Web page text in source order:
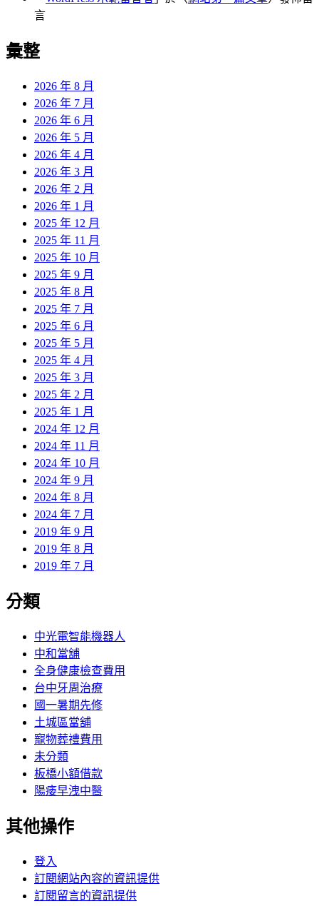
言
彙整
2026 年 8 月
2026 年 7 月
2026 年 6 月
2026 年 5 月
2026 年 4 月
2026 年 3 月
2026 年 2 月
2026 年 1 月
2025 年 12 月
2025 年 11 月
2025 年 10 月
2025 年 9 月
2025 年 8 月
2025 年 7 月
2025 年 6 月
2025 年 5 月
2025 年 4 月
2025 年 3 月
2025 年 2 月
2025 年 1 月
2024 年 12 月
2024 年 11 月
2024 年 10 月
2024 年 9 月
2024 年 8 月
2024 年 7 月
2019 年 9 月
2019 年 8 月
2019 年 7 月
分類
中光電智能機器人
中和當舖
全身健康檢查費用
台中牙周治療
國一暑期先修
土城區當舖
寵物葬禮費用
未分類
板橋小額借款
陽痿早洩中醫
其他操作
登入
訂閱網站內容的資訊提供
訂閱留言的資訊提供